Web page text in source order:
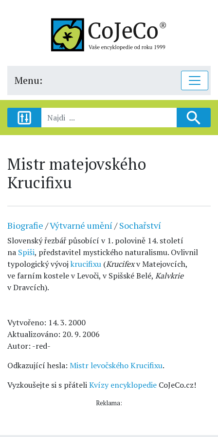
Menu:
Mistr matejovského
Krucifixu
Biografie /Výtvarné umění/Sochařství
Slovenský řezbář působící v 1. polovině 14. století
na Spiši, představitel mystického naturalismu. Ovlivnil
typologický vývojkrucifixu (Krucifexv Matejovcích,
ve farním kostele v Levoči, v Spišské Belé, Kalvkrie
v Dravcích).
Vytvořeno: 14. 3. 2000
Aktualizováno: 20. 9. 2006
Autor: -red-
Odkazující hesla: Mistr levočského Krucifixu.
Vyzkoušejte si s přáteliKvízy encyklopedie CoJeCo.cz!
Reklama: